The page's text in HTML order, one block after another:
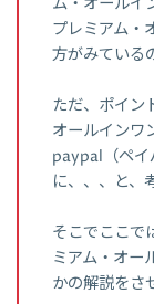
プレミアム・
方がみている
ただ、ポイン
オールインワ
paypal（ペイ
に、、、と、
そこでここで
ミアム・オー
かの解説をさ